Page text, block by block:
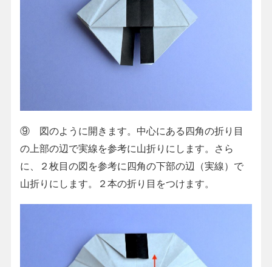
⑨ 図のように開きます。中心にある四角の折り目
の上部の辺で実線を参考に山折りにします。さら
に、２枚目の図を参考に四角の下部の辺（実線）で
山折りにします。２本の折り目をつけます。